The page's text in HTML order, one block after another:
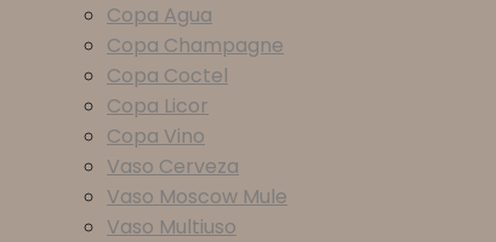
Copa Agua
Copa Champagne
Copa Coctel
Copa Licor
Copa Vino
Vaso Cerveza
Vaso Moscow Mule
Vaso Multiuso